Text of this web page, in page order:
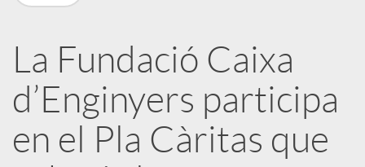
a
r
x
La Fundació Caixa
d’Enginyers participa
en el Pla Càritas que